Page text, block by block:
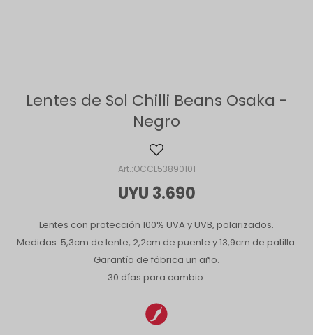
Lentes de Sol Chilli Beans Osaka -
Negro
OCCL53890101
UYU 3.690
Lentes con protección 100% UVA y UVB, polarizados.
Medidas: 5,3cm de lente, 2,2cm de puente y 13,9cm de patilla.
Garantía de fábrica un año.
30 días para cambio.